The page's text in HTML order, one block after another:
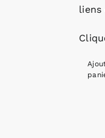
liens